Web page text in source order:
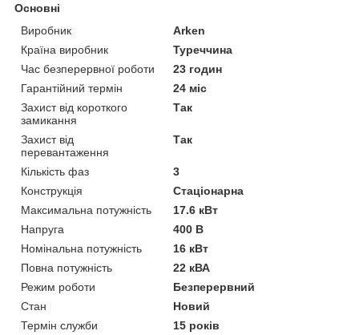
Основні
Виробник
Arken
Країна виробник
Туреччина
Час безперервної роботи
23 годин
Гарантійний термін
24 міс
Захист від короткого
замикання
Так
Захист від
перевантаження
Так
Кількість фаз
3
Конструкція
Стаціонарна
Максимальна потужність
17.6 кВт
Напруга
400 В
Номінальна потужність
16 кВт
Повна потужність
22 кВА
Режим роботи
Безперервний
Стан
Новий
Термін служби
15 років